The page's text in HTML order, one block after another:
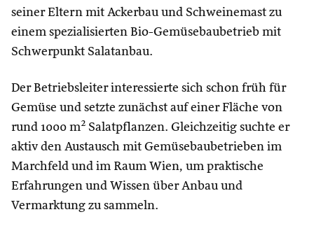
seiner Eltern mit Ackerbau und Schweinemast zu
einem spezialisierten Bio-Gemüsebaubetrieb mit
Schwerpunkt Salatanbau.
Der Betriebsleiter interessierte sich schon früh für
Gemüse und setzte zunächst auf einer Fläche von
rund 1000 m² Salatpflanzen. Gleichzeitig suchte er
aktiv den Austausch mit Gemüsebaubetrieben im
Marchfeld und im Raum Wien, um praktische
Erfahrungen und Wissen über Anbau und
Vermarktung zu sammeln.